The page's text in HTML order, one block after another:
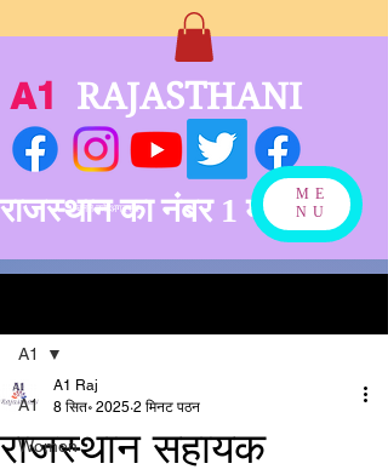
राजस्थान का नंबर 1 मीडिया
बनने को अग्रसर
ME
NU
A1 RAJASTHANI
A1
Women
A1
राजस्थान सहायक
A1 Raj
8 सित॰ 2025 2 मिनट पठन